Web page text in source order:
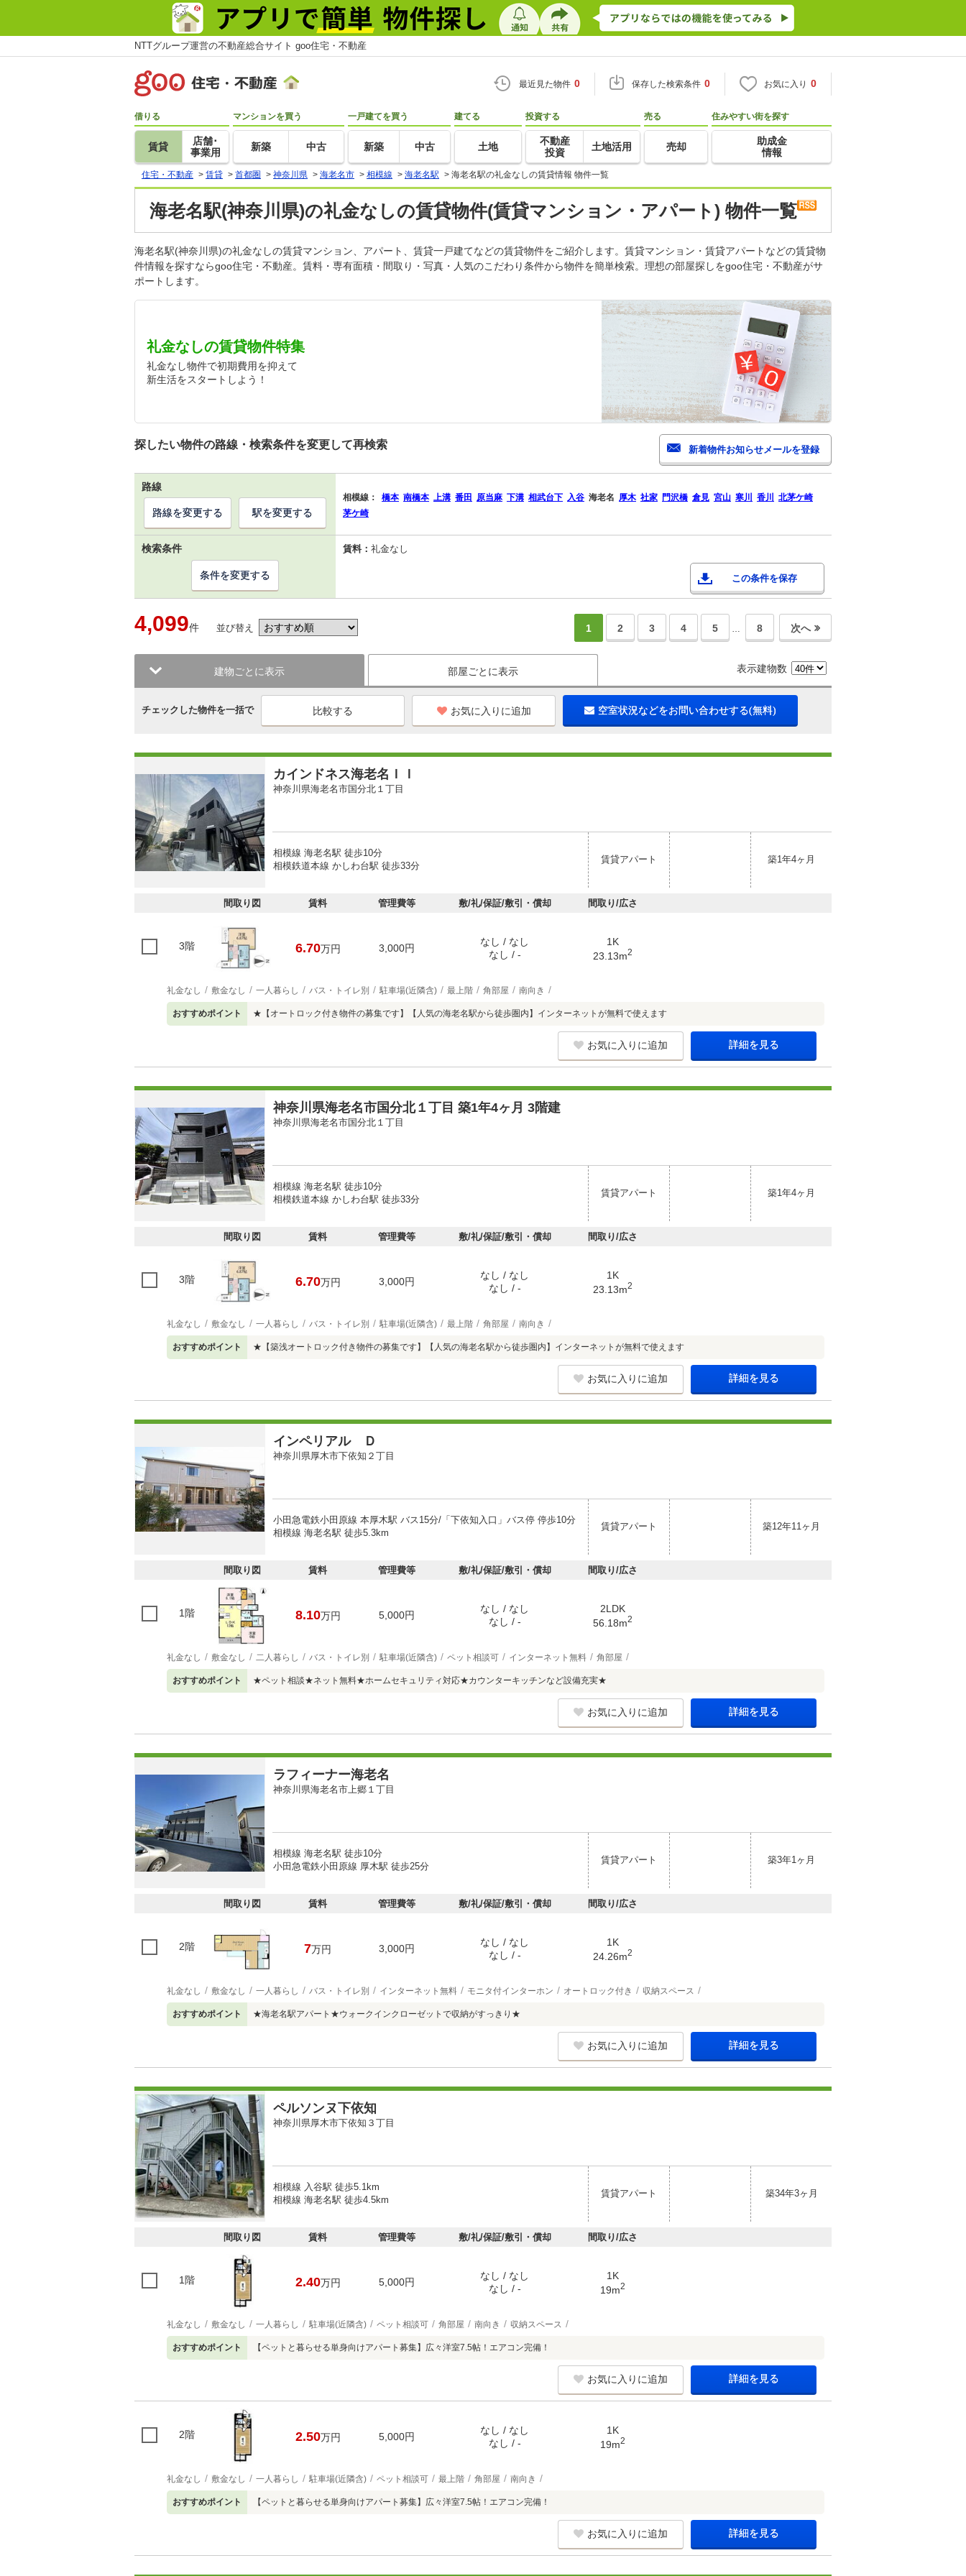
NTTグループ運営の不動産総合サイト goo住宅・不動産
最近見た物件 0 保存した検索条件 0 お気に入り 0
借りる
賃貸
店舗･
事業用
マンションを買う
新築 中古
一戸建てを買う
新築 中古
建てる
土地
投資する
不動産
投資
土地活用
売る
売却
住みやすい街を探す
助成金
情報
住宅・不動産 > 賃貸 > 首都圏 > 神奈川県 > 海老名市 > 相模線 > 海老名駅 > 海老名駅の礼金なしの賃貸情報 物件一覧
海老名駅(神奈川県)の礼金なしの賃貸物件(賃貸マンション・アパート) 物件一覧
海老名駅(神奈川県)の礼金なしの賃貸マンション、アパート、賃貸一戸建てなどの賃貸物件をご紹介します。賃貸マンション・賃貸アパートなどの賃貸物
件情報を探すならgoo住宅・不動産。賃料・専有面積・間取り・写真・人気のこだわり条件から物件を簡単検索。理想の部屋探しをgoo住宅・不動産がサ
ポートします。
礼金なしの賃貸物件特集
礼金なし物件で初期費用を抑えて
新生活をスタートしよう！
探したい物件の路線・検索条件を変更して再検索
路線
相模線： 橋本 南橋本 上溝 番田 原当麻 下溝 相武台下 入谷 海老名 厚木 社家 門沢橋 倉見 宮山 寒川 香川
北茅ケ崎
茅ケ崎
路線を変更する 駅を変更する
検索条件 賃料： 礼金なし
この条件を保存
条件を変更する
4,099件 並び替え 1 2 3 4 5 … 8 次へ
建物ごとに表示 部屋ごとに表示 表示建物数
チェックした物件を一括で お気に入りに追加 空室状況などをお問い合わせする(無料)
カインドネス海老名ＩＩ
神奈川県海老名市国分北１丁目
相模線 海老名駅 徒歩10分
相模鉄道本線 かしわ台駅 徒歩33分
賃貸アパート 築1年4ヶ月
間取り図 賃料 管理費等 敷/礼/保証/敷引・償却 間取り/広さ
3階 6.70万円 3,000円
なし / なし
なし / -
1K
23.13m2
礼金なし 敷金なし 一人暮らし バス・トイレ別 駐車場(近隣含) 最上階 角部屋 南向き
おすすめポイント ★【オートロック付き物件の募集です】【人気の海老名駅から徒歩圏内】インターネットが無料で使えます
お気に入りに追加 詳細を見る
神奈川県海老名市国分北１丁目 築1年4ヶ月 3階建
神奈川県海老名市国分北１丁目
相模線 海老名駅 徒歩10分
相模鉄道本線 かしわ台駅 徒歩33分
賃貸アパート 築1年4ヶ月
間取り図 賃料 管理費等 敷/礼/保証/敷引・償却 間取り/広さ
3階 6.70万円 3,000円
なし / なし
なし / -
1K
23.13m2
礼金なし 敷金なし 一人暮らし バス・トイレ別 駐車場(近隣含) 最上階 角部屋 南向き
おすすめポイント ★【築浅オートロック付き物件の募集です】【人気の海老名駅から徒歩圏内】インターネットが無料で使えます
お気に入りに追加 詳細を見る
インペリアル Ｄ
神奈川県厚木市下依知２丁目
小田急電鉄小田原線 本厚木駅 バス15分/「下依知入口」バス停 停歩10分
相模線 海老名駅 徒歩5.3km
賃貸アパート 築12年11ヶ月
間取り図 賃料 管理費等 敷/礼/保証/敷引・償却 間取り/広さ
1階 8.10万円 5,000円
なし / なし
なし / -
2LDK
56.18m2
礼金なし 敷金なし 二人暮らし バス・トイレ別 駐車場(近隣含) ペット相談可 インターネット無料 角部屋
おすすめポイント ★ペット相談★ネット無料★ホームセキュリティ対応★カウンターキッチンなど設備充実★
お気に入りに追加 詳細を見る
ラフィーナー海老名
神奈川県海老名市上郷１丁目
相模線 海老名駅 徒歩10分
小田急電鉄小田原線 厚木駅 徒歩25分
賃貸アパート 築3年1ヶ月
間取り図 賃料 管理費等 敷/礼/保証/敷引・償却 間取り/広さ
2階 7万円 3,000円
なし / なし
なし / -
1K
24.26m2
礼金なし 敷金なし 一人暮らし バス・トイレ別 インターネット無料 モニタ付インターホン オートロック付き 収納スペース
おすすめポイント ★海老名駅アパート★ウォークインクローゼットで収納がすっきり★
お気に入りに追加 詳細を見る
ペルソンヌ下依知
神奈川県厚木市下依知３丁目
相模線 入谷駅 徒歩5.1km
相模線 海老名駅 徒歩4.5km
賃貸アパート 築34年3ヶ月
間取り図 賃料 管理費等 敷/礼/保証/敷引・償却 間取り/広さ
1階 2.40万円 5,000円
なし / なし
なし / -
1K
19m2
礼金なし 敷金なし 一人暮らし 駐車場(近隣含) ペット相談可 角部屋 南向き 収納スペース
おすすめポイント 【ペットと暮らせる単身向けアパート募集】広々洋室7.5帖！エアコン完備！
お気に入りに追加 詳細を見る
2階 2.50万円 5,000円
なし / なし
なし / -
1K
19m2
礼金なし 敷金なし 一人暮らし 駐車場(近隣含) ペット相談可 最上階 角部屋 南向き
おすすめポイント 【ペットと暮らせる単身向けアパート募集】広々洋室7.5帖！エアコン完備！
お気に入りに追加 詳細を見る